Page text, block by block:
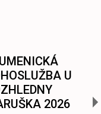
U
2026